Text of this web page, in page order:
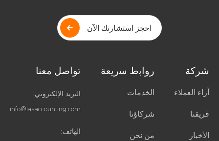
احجز استشارتك الآن
شركة
آراء العملاء
فريقنا
الأخبار
رواﺑط ﺳرﯾﻌﺔ
الخدمات
شركاؤنا
من نحن
تواصل معنا
البريد الإلكتروني:
info@iasaccounting.com
الهاتف: